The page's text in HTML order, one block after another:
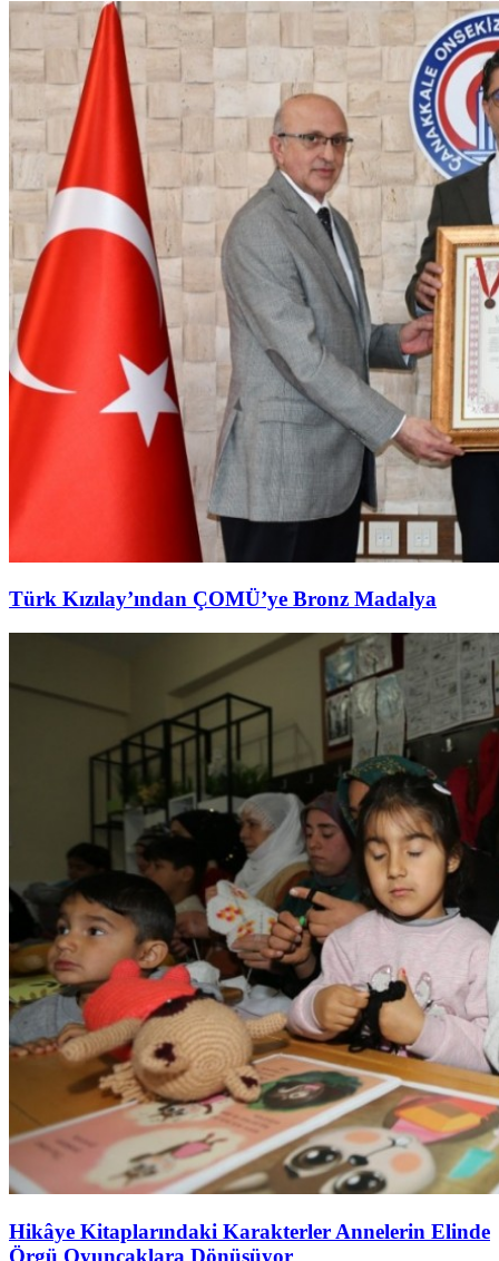
Türk Kızılay’ından ÇOMÜ’ye Bronz Madalya
Hikâye Kitaplarındaki Karakterler Annelerin Elinde
Örgü Oyuncaklara Dönüşüyor